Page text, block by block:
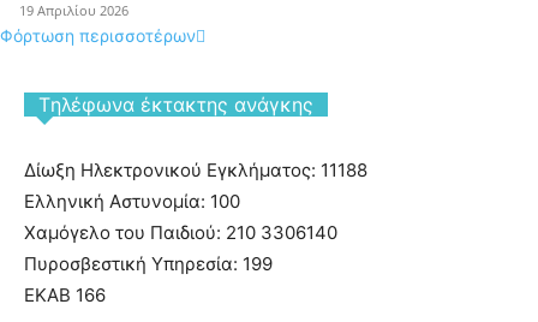
19 Απριλίου 2026
Φόρτωση περισσοτέρων
Tηλέφωνα έκτακτης ανάγκης
Δίωξη Ηλεκτρονικού Εγκλήματος: 11188
Ελληνική Αστυνομία: 100
Χαμόγελο του Παιδιού: 210 3306140
Πυροσβεστική Υπηρεσία: 199
ΕΚΑΒ 166